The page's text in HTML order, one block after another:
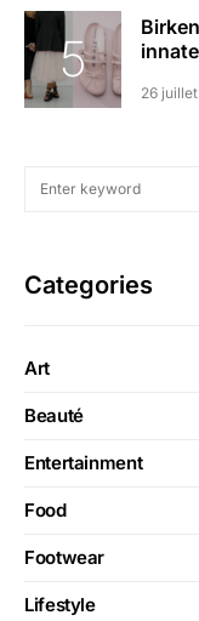
26
Categories
Art
Beauté
Entertainment
Food
Footwear
Lifestyle